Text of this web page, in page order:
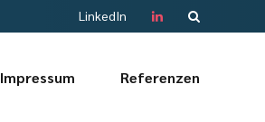
LinkedIn
Impressum Referenzen